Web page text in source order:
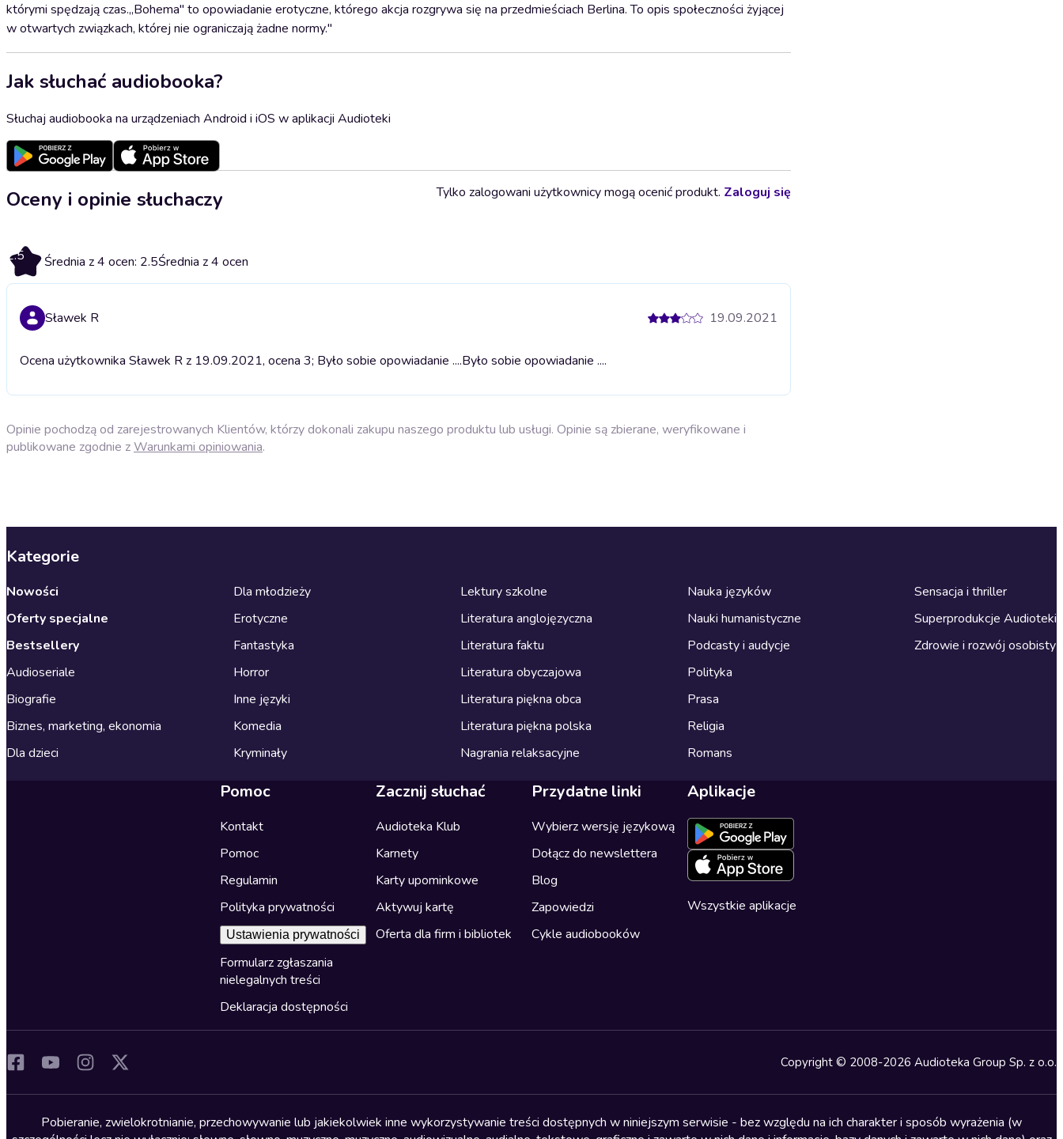
którymi spędzają czas.„Bohema" to opowiadanie erotyczne, którego akcja rozgrywa się na przedmieściach Berlina. To opis społeczności żyjącej
w otwartych związkach, której nie ograniczają żadne normy."
Jak słuchać audiobooka?
Słuchaj audiobooka na urządzeniach Android i iOS w aplikacji Audioteki
Oceny i opinie słuchaczy
2.5 Średnia z 4 ocen: 2.5Średnia z 4 ocen
Tylko zalogowani użytkownicy mogą ocenić produkt. Zaloguj się
Sławek R 19.09.2021
Ocena użytkownika Sławek R z 19.09.2021, ocena 3; Było sobie opowiadanie ....Było sobie opowiadanie ....
Opinie pochodzą od zarejestrowanych Klientów, którzy dokonali zakupu naszego produktu lub usługi. Opinie są zbierane, weryfikowane i
publikowane zgodnie zWarunkami opiniowania.
Kategorie
Nowości
Oferty specjalne
Bestsellery
Audioseriale
Biografie
Biznes, marketing, ekonomia
Dla dzieci
Dla młodzieży
Erotyczne
Fantastyka
Horror
Inne języki
Komedia
Kryminały
Lektury szkolne
Literatura anglojęzyczna
Literatura faktu
Literatura obyczajowa
Literatura piękna obca
Literatura piękna polska
Nagrania relaksacyjne
Nauka języków
Nauki humanistyczne
Podcasty i audycje
Polityka
Prasa
Religia
Romans
Sensacja i thriller
Superprodukcje Audioteki
Zdrowie i rozwój osobisty
Pomoc
Kontakt
Pomoc
Regulamin
Polityka prywatności
Ustawienia prywatności
Formularz zgłaszania
nielegalnych treści
Deklaracja dostępności
Zacznij słuchać
Audioteka Klub
Karnety
Karty upominkowe
Aktywuj kartę
Oferta dla firm i bibliotek
Przydatne linki
Wybierz wersję językową
Dołącz do newslettera
Blog
Zapowiedzi
Cykle audiobooków
Aplikacje
Wszystkie aplikacje
Copyright © 2008-2026 Audioteka Group Sp. z o.o.
Pobieranie, zwielokrotnianie, przechowywanie lub jakiekolwiek inne wykorzystywanie treści dostępnych w niniejszym serwisie - bez względu na ich charakter i sposób wyrażenia (w